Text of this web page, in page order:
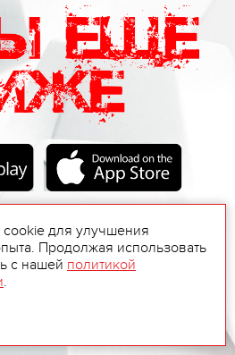
cookie для улучшения
Продолжая использовать
с нашей политикой
.